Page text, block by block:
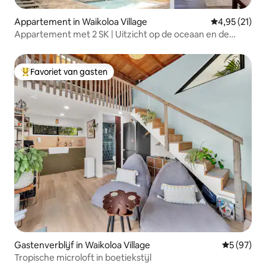
Appartement in Waikoloa Village Gemiddelde
4,95 (21)
Appartement met 2 SK | Uitzicht op de oceaan en de
Topfavoriet van gasten
Favoriet van gasten
Gastenverblijf in Waikoloa Village
5 (97)
Tropische microloft in boetiekstijl